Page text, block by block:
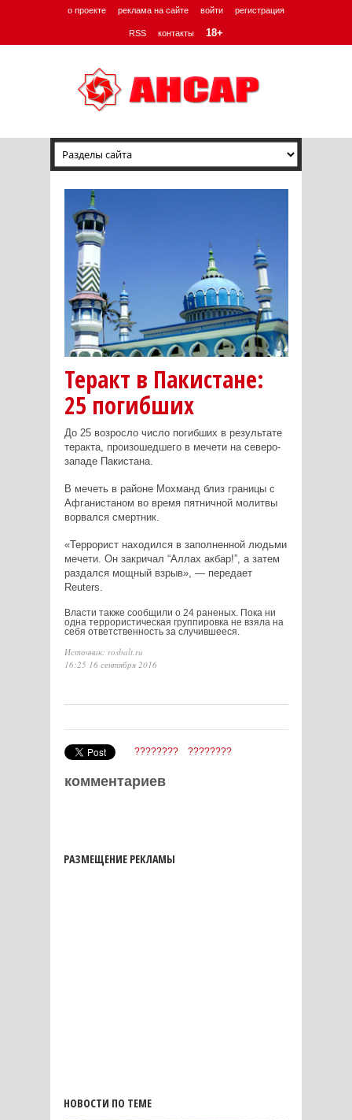
о проекте реклама на сайте войти регистрация
RSS контакты 18+
Теракт в Пакистане:
25 погибших
До 25 возросло число погибших в результате
теракта, произошедшего в мечети на северо-
западе Пакистана.
В мечеть в районе Мохманд близ границы с
Афганистаном во время пятничной молитвы
ворвался смертник.
«Террорист находился в заполненной людьми
мечети. Он закричал “Аллах акбар!”, а затем
раздался мощный взрыв», — передает
Reuters.
Власти также сообщили о 24 раненых. Пока ни
одна террористическая группировка не взяла на
себя ответственность за случившееся.
Источник: rosbalt.ru
16:25 16 сентября 2016
???????? ????????
комментариев
РАЗМЕЩЕНИЕ РЕКЛАМЫ
НОВОСТИ ПО ТЕМЕ